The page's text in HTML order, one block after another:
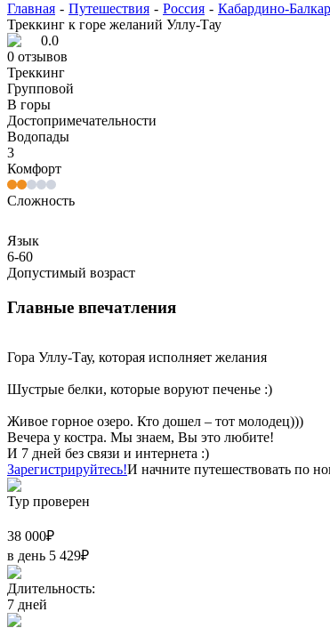
Главная - Путешествия - Россия - Кабардино-
Треккинг к горе желаний Уллу-Тау
0.0
0 отзывов
Треккинг
Групповой
В горы
Достопримечательности
Водопады
3
Комфорт
Сложность
Язык
6-60
Допустимый возраст
Главные впечатления
Гора Уллу-Тау, которая исполняет желания
Шустрые белки, которые воруют печенье :)
Живое горное озеро. Кто дошел – тот молодец)))
Вечера у костра. Мы знаем, Вы это любите!
И 7 дней без связи и интернета :)
Зарегистрируйтесь!И начните путешествовать по
Тур проверен
38 000₽
в день 5 429₽
Длительность:
7 дней